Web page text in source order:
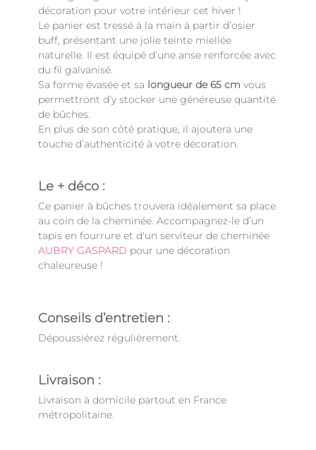
décoration pour votre intérieur cet hiver !
Le panier est tressé à la main à partir d’osier
buff, présentant une jolie teinte miellée
naturelle. Il est équipé d’une anse renforcée avec
du fil galvanisé.
Sa forme évasée et sa longueur de 65 cm vous
permettront d’y stocker une généreuse quantité
de bûches.
En plus de son côté pratique, il ajoutera une
touche d’authenticité à votre décoration.
Le + déco :
Ce panier à bûches trouvera idéalement sa place
au coin de la cheminée. Accompagnez-le d’un
tapis en fourrure et d'un serviteur de cheminée
AUBRY GASPARD pour une décoration
chaleureuse !
Conseils d’entretien :
Dépoussiérez régulièrement.
Livraison :
Livraison à domicile partout en France
métropolitaine.